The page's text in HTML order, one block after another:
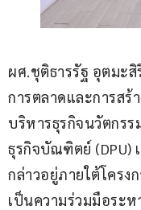
ผศ.ชุติธารรัฐ อุตมะสิ
การตลาดและการส
บริหารธุรกิจนวัตกร
ธุรกิจบัณฑิตย์ (DPU)
กล่าวอยู่ภายใต้โคร
เป็นความร่วมมือระห